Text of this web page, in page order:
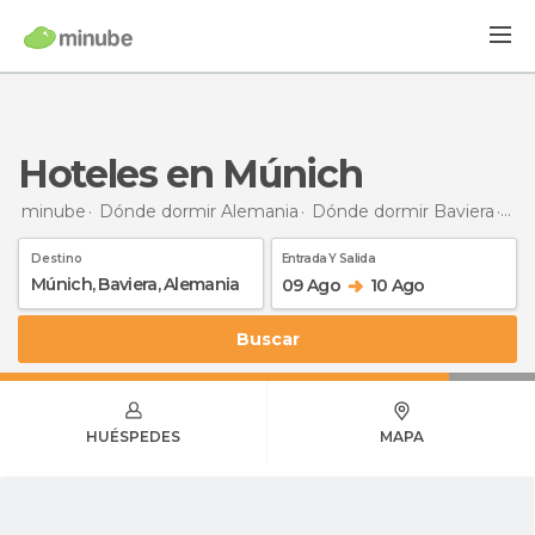
Hoteles en Múnich
minube Dónde dormir Alemania Dónde dormir Baviera
Destino Entrada Y Salida
09 Ago 10 Ago
Buscar
HUÉSPEDES MAPA